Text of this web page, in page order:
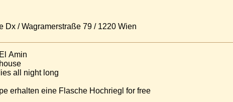
Dx / Wagramerstraße 79 / 1220 Wien
Amin
all night long
erhalten eine Flasche Hochriegl for free